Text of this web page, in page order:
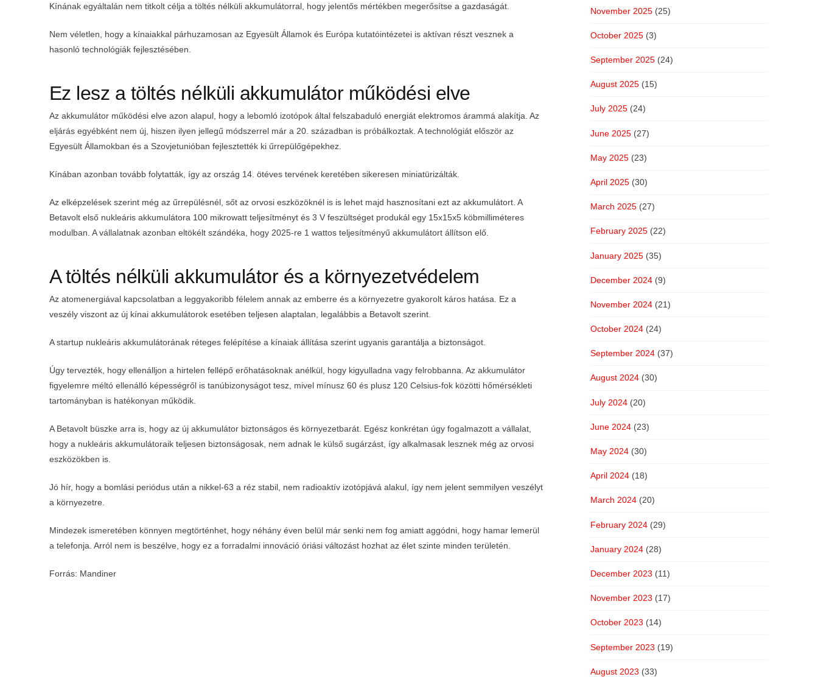
Kínának egyáltalán nem titkolt célja a töltés nélküli akkumulátorral, hogy jelentős mértékben megerősítse a gazdaságát.
Nem véletlen, hogy a kínaiakkal párhuzamosan az Egyesült Államok és Európa kutatóintézetei is aktívan részt vesznek a
hasonló technológiák fejlesztésében.
Ez lesz a töltés nélküli akkumulátor működési elve
Az akkumulátor működési elve azon alapul, hogy a lebomló izotópok által felszabaduló energiát elektromos árammá alakítja. Az
eljárás egyébként nem új, hiszen ilyen jellegű módszerrel már a 20. században is próbálkoztak. A technológiát először az
Egyesült Államokban és a Szovjetunióban fejlesztették ki űrrepülőgépekhez.
Kínában azonban tovább folytatták, így az ország 14. ötéves tervének keretében sikeresen miniatürizálták.
Az elképzelések szerint még az űrrepülésnél, sőt az orvosi eszközöknél is is lehet majd hasznosítani ezt az akkumulátort. A
Betavolt első nukleáris akkumulátora 100 mikrowatt teljesítményt és 3 V feszültséget produkál egy 15x15x5 köbmilliméteres
modulban. A vállalatnak azonban eltökélt szándéka, hogy 2025-re 1 wattos teljesítményű akkumulátort állítson elő.
A töltés nélküli akkumulátor és a környezetvédelem
Az atomenergiával kapcsolatban a leggyakoribb félelem annak az emberre és a környezetre gyakorolt káros hatása. Ez a
veszély viszont az új kínai akkumulátorok esetében teljesen alaptalan, legalábbis a Betavolt szerint.
A startup nukleáris akkumulátorának réteges felépítése a kínaiak állítása szerint ugyanis garantálja a biztonságot.
Úgy tervezték, hogy ellenálljon a hirtelen fellépő erőhatásoknak anélkül, hogy kigyulladna vagy felrobbanna. Az akkumulátor
figyelemre méltó ellenálló képességről is tanúbizonyságot tesz, mivel mínusz 60 és plusz 120 Celsius-fok közötti hőmérsékleti
tartományban is hatékonyan működik.
A Betavolt büszke arra is, hogy az új akkumulátor biztonságos és környezetbarát. Egész konkrétan úgy fogalmazott a vállalat,
hogy a nukleáris akkumulátoraik teljesen biztonságosak, nem adnak le külső sugárzást, így alkalmasak lesznek még az orvosi
eszközökben is.
Jó hír, hogy a bomlási periódus után a nikkel-63 a réz stabil, nem radioaktív izotópjává alakul, így nem jelent semmilyen veszélyt
a környezetre.
Mindezek ismeretében könnyen megtörténhet, hogy néhány éven belül már senki nem fog amiatt aggódni, hogy hamar lemerül
a telefonja. Arról nem is beszélve, hogy ez a forradalmi innováció óriási változást hozhat az élet szinte minden területén.
Forrás: Mandiner
November 2025 (25)
October 2025 (3)
September 2025 (24)
August 2025 (15)
July 2025 (24)
June 2025 (27)
May 2025 (23)
April 2025 (30)
March 2025 (27)
February 2025 (22)
January 2025 (35)
December 2024 (9)
November 2024 (21)
October 2024 (24)
September 2024 (37)
August 2024 (30)
July 2024 (20)
June 2024 (23)
May 2024 (30)
April 2024 (18)
March 2024 (20)
February 2024 (29)
January 2024 (28)
December 2023 (11)
November 2023 (17)
October 2023 (14)
September 2023 (19)
August 2023 (33)